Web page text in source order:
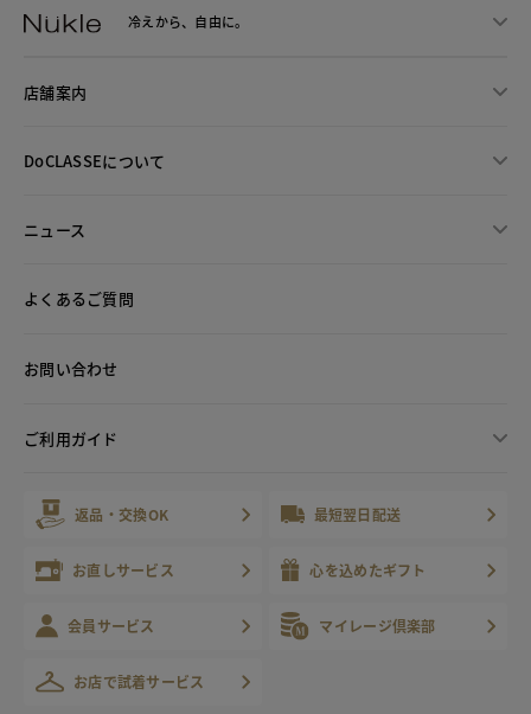
冷えから、 自由に。
店舗案内
DoCLASSEについて
ニュース
よくあるご質問
お問い合わせ
ご利用ガイド
返品・交換OK 最短翌日配送
お直しサービス 心を込めたギフト
会員サービス マイレージ倶楽部
お店で試着サービス